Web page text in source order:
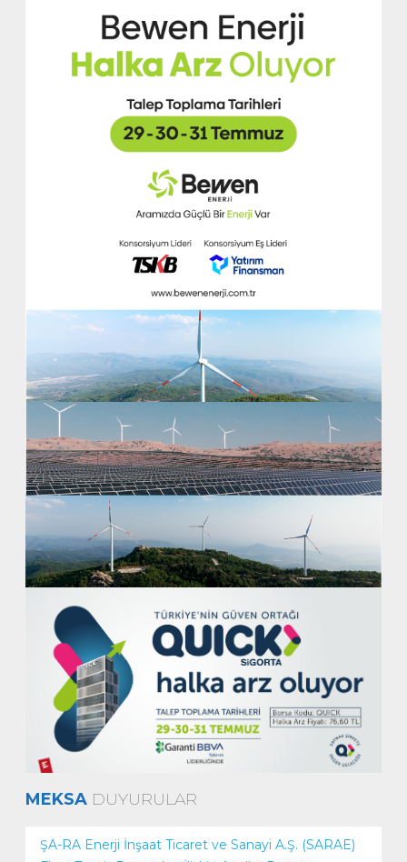
MEKSA DUYURULAR
ŞA-RA Enerji İnşaat Ticaret ve Sanayi A.Ş. (SARAE)